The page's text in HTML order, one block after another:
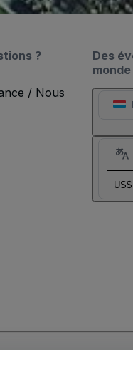
Des
US$
?
/ Nous